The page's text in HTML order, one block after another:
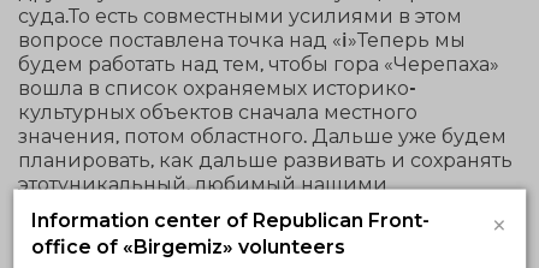
суда.То есть совместными усилиями в этом
вопросе поставлена точка над «i»Теперь мы
будем работать над тем, чтобы гора «Черепаха»
вошла в список охраняемых историко-
культурных объектов сначала местного
значения, потом областного. Дальше уже будем
планировать, как дальше развивать и сохранять
этотуникальный, любимый нашими
горожанами, объект.Кроме того, глава региона,
проанонсировав проведение в
урочищеКызылтас эко-акции, которая пройдет
Information center of Republican Front-
office of «Birgemiz» volunteers
×